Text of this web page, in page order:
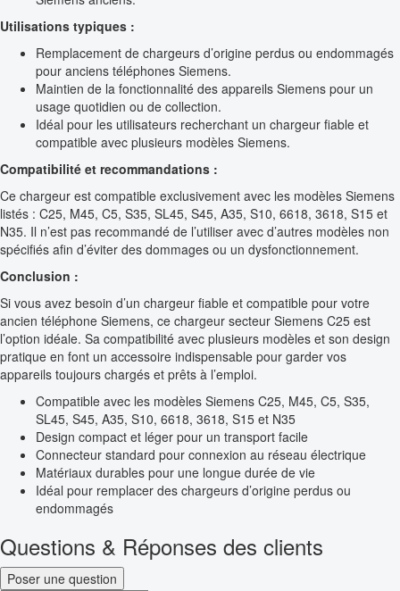
Utilisations typiques :
Remplacement de chargeurs d’origine perdus ou endommagés
pour anciens téléphones Siemens.
Maintien de la fonctionnalité des appareils Siemens pour un
usage quotidien ou de collection.
Idéal pour les utilisateurs recherchant un chargeur fiable et
compatible avec plusieurs modèles Siemens.
Compatibilité et recommandations :
Ce chargeur est compatible exclusivement avec les modèles Siemens
listés : C25, M45, C5, S35, SL45, S45, A35, S10, 6618, 3618, S15 et
N35. Il n’est pas recommandé de l’utiliser avec d’autres modèles non
spécifiés afin d’éviter des dommages ou un dysfonctionnement.
Conclusion :
Si vous avez besoin d’un chargeur fiable et compatible pour votre
ancien téléphone Siemens, ce chargeur secteur Siemens C25 est
l’option idéale. Sa compatibilité avec plusieurs modèles et son design
pratique en font un accessoire indispensable pour garder vos
appareils toujours chargés et prêts à l’emploi.
Compatible avec les modèles Siemens C25, M45, C5, S35,
SL45, S45, A35, S10, 6618, 3618, S15 et N35
Design compact et léger pour un transport facile
Connecteur standard pour connexion au réseau électrique
Matériaux durables pour une longue durée de vie
Idéal pour remplacer des chargeurs d’origine perdus ou
endommagés
Questions & Réponses des clients
Poser une question